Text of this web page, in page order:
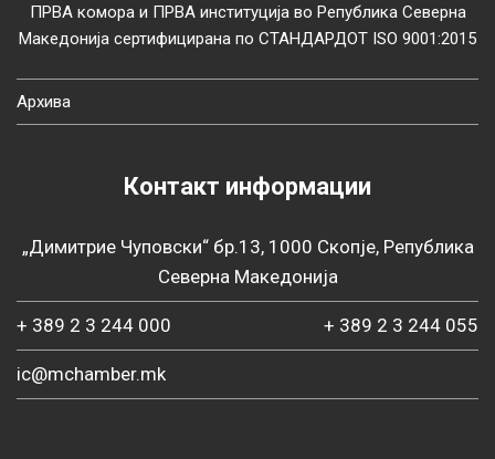
ПРВА комора и ПРВА институција во Република Северна
Македонија сертифицирана по СТАНДАРДОТ ISO 9001:2015
Архива
Контакт информации
„Димитрие Чуповски“ бр.13, 1000 Скопје, Република
Северна Македонија
+ 389 2 3 244 000 + 389 2 3 244 055
ic@mchamber.mk